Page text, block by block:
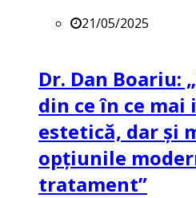
21/05/2025
Dr. Dan Boariu:
din ce în ce
estetică, dar și
opțiunile
tratament”